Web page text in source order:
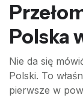
Polska
Nie da się
Polski. To
pierwsze w